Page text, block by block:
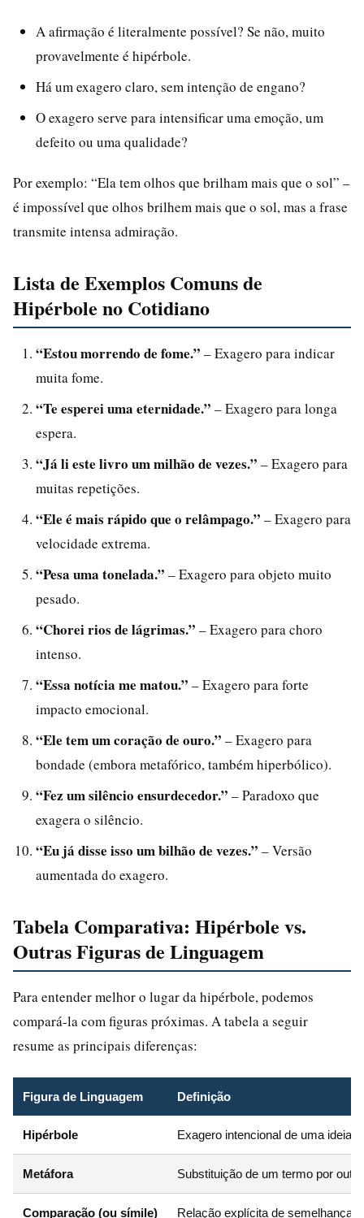
A afirmação é literalmente possível? Se não, muito
provavelmente é hipérbole.
Há um exagero claro, sem intenção de engano?
O exagero serve para intensificar uma emoção, um
defeito ou uma qualidade?
Por exemplo: “Ela tem olhos que brilham mais que o sol” –
é impossível que olhos brilhem mais que o sol, mas a frase
transmite intensa admiração.
Lista de Exemplos Comuns de
Hipérbole no Cotidiano
“Estou morrendo de fome.” – Exagero para indicar
muita fome.
“Te esperei uma eternidade.” – Exagero para longa
espera.
“Já li este livro um milhão de vezes.” – Exagero para
muitas repetições.
“Ele é mais rápido que o relâmpago.” – Exagero para
velocidade extrema.
“Pesa uma tonelada.” – Exagero para objeto muito
pesado.
“Chorei rios de lágrimas.” – Exagero para choro
intenso.
“Essa notícia me matou.” – Exagero para forte
impacto emocional.
“Ele tem um coração de ouro.” – Exagero para
bondade (embora metafórico, também hiperbólico).
“Fez um silêncio ensurdecedor.” – Paradoxo que
exagera o silêncio.
“Eu já disse isso um bilhão de vezes.” – Versão
aumentada do exagero.
Tabela Comparativa: Hipérbole vs.
Outras Figuras de Linguagem
Para entender melhor o lugar da hipérbole, podemos
compará-la com figuras próximas. A tabela a seguir
resume as principais diferenças:
Figura de Linguagem Definição
Hipérbole Exagero intencional de uma ideia.
Metáfora Substituição de um termo por
Comparação (ou símile) Relação explícita de semelhança